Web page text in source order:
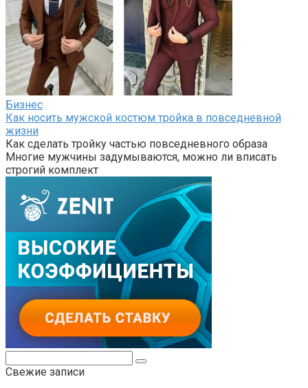
Бизнес
Как носить мужской костюм тройка в повседневной
жизни
Как сделать тройку частью повседневного образа
Многие мужчины задумываются, можно ли вписать
строгий комплект
Свежие записи